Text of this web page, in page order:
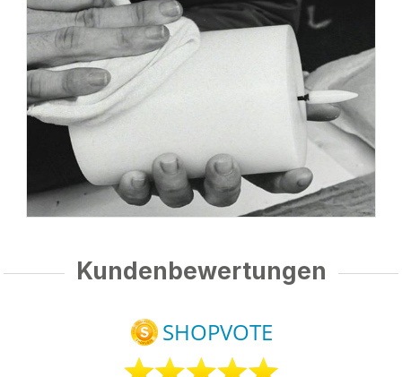
Kundenbewertungen